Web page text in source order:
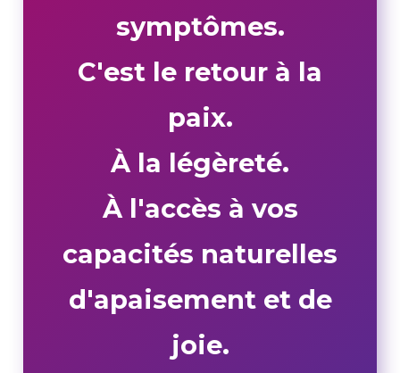
symptômes.
C'est le retour à la
paix.
À la légèreté.
À l'accès à vos
capacités naturelles
d'apaisement et de
joie.